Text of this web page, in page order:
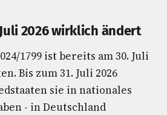
2026 wirklich ändert
1799 ist bereits am 30. Juli
Bis zum 31. Juli 2026
sie in nationales
- in Deutschland